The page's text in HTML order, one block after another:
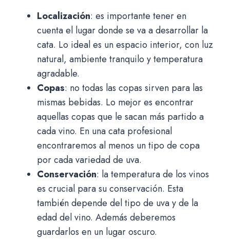
Localización: es importante tener en
cuenta el lugar donde se va a desarrollar la
cata. Lo ideal es un espacio interior, con luz
natural, ambiente tranquilo y temperatura
agradable.
Copas: no todas las copas sirven para las
mismas bebidas. Lo mejor es encontrar
aquellas copas que le sacan más partido a
cada vino. En una cata profesional
encontraremos al menos un tipo de copa
por cada variedad de uva.
Conservación: la temperatura de los vinos
es crucial para su conservación. Esta
también depende del tipo de uva y de la
edad del vino. Además deberemos
guardarlos en un lugar oscuro.